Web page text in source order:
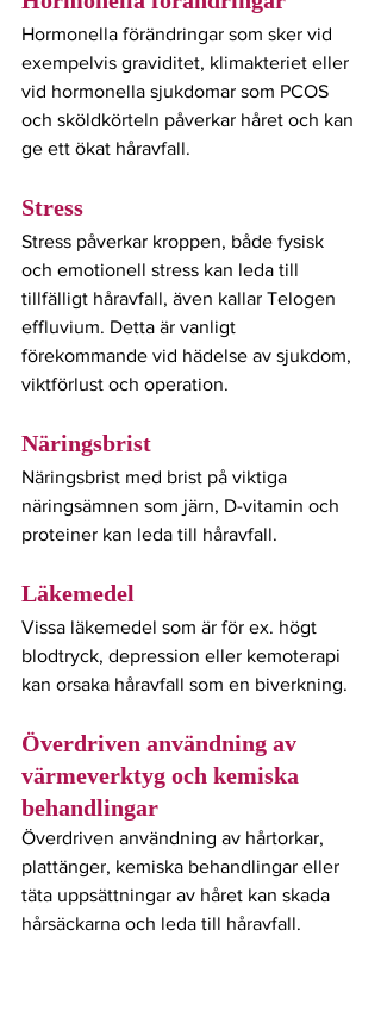
Hormonella förändringar som sker vid
exempelvis graviditet, klimakteriet eller
vid hormonella sjukdomar som PCOS
och sköldkörteln påverkar håret och kan
ge ett ökat håravfall.
Stress
Stress påverkar kroppen, både fysisk
och emotionell stress kan leda till
tillfälligt håravfall, även kallar Telogen
effluvium. Detta är vanligt
förekommande vid hädelse av sjukdom,
viktförlust och operation.
Näringsbrist
Näringsbrist med brist på viktiga
näringsämnen som järn, D-vitamin och
proteiner kan leda till håravfall.
Läkemedel
Vissa läkemedel som är för ex. högt
blodtryck, depression eller kemoterapi
kan orsaka håravfall som en biverkning.
Överdriven användning av
värmeverktyg och kemiska
behandlingar
Överdriven användning av hårtorkar,
plattänger, kemiska behandlingar eller
täta uppsättningar av håret kan skada
hårsäckarna och leda till håravfall.